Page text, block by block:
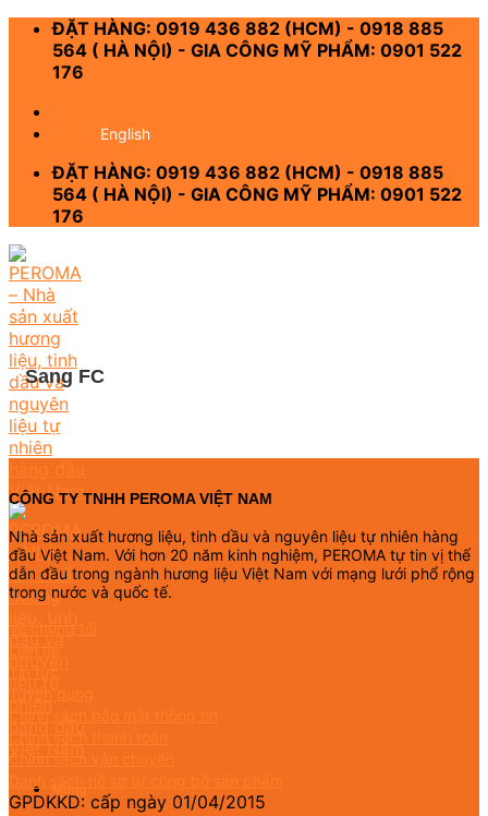
Skip
content
ĐẶT HÀNG: 0919 436 882 (HCM) - 0918 885
564 ( HÀ NỘI) - GIA CÔNG MỸ PHẨM: 0901 522
176
English
ĐẶT HÀNG: 0919 436 882 (HCM) - 0918 885
564 ( HÀ NỘI) - GIA CÔNG MỸ PHẨM: 0901 522
176
Sang FC
CÔNG TY TNHH PEROMA VIỆT NAM
Nhà sản xuất hương liệu, tinh dầu và nguyên liệu tự nhiên hàng
đầu Việt Nam. Với hơn 20 năm kinh nghiệm, PEROMA tự tin vị thế
dẫn đầu trong ngành hương liệu Việt Nam với mạng lưới phổ rộng
trong nước và quốc tế.
GPDKKD: cấp ngày 01/04/2015